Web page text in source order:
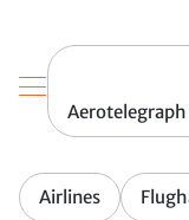
Airlines